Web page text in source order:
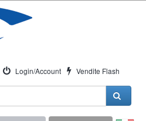
Login/Account Vendite Flash